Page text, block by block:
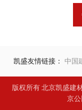
凯盛友情链接： 中国
版权所有 北京凯盛建
京